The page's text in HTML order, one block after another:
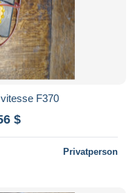
F370
$
Privatperson